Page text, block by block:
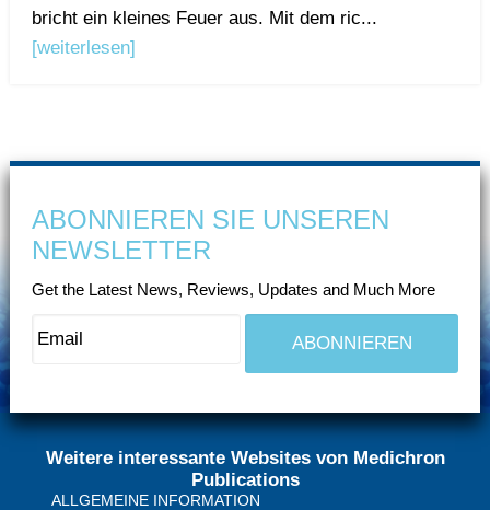
bricht ein kleines Feuer aus. Mit dem ric...
[weiterlesen]
ABONNIEREN SIE UNSEREN
NEWSLETTER
Get the Latest News, Reviews, Updates and Much More
Weitere interessante Websites von Medichron
Publications
ALLGEMEINE INFORMATION